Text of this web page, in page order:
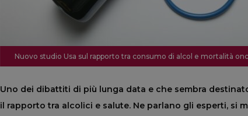
Nuovo studio Usa sul rapporto tra consumo di alcol e mortalità
Uno dei dibattiti di più lunga data e che sembra
il rapporto tra alcolici e salute. Ne parlano gli esperti, si